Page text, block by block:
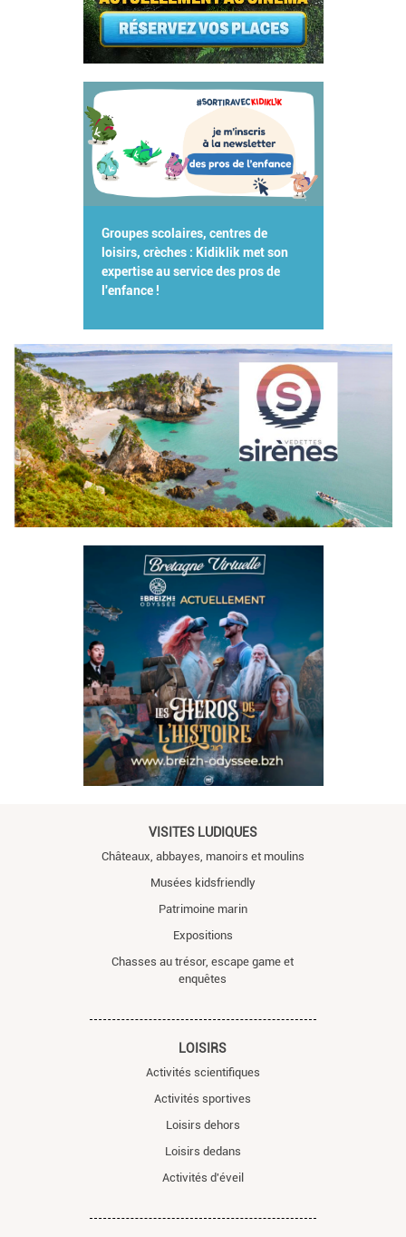
Groupes scolaires, centres de
loisirs, crèches : Kidiklik met son
expertise au service des pros de
l'enfance !
VISITES LUDIQUES
Châteaux, abbayes, manoirs et moulins
Musées kidsfriendly
Patrimoine marin
Expositions
Chasses au trésor, escape game et
enquêtes
LOISIRS
Activités scientifiques
Activités sportives
Loisirs dehors
Loisirs dedans
Activités d'éveil